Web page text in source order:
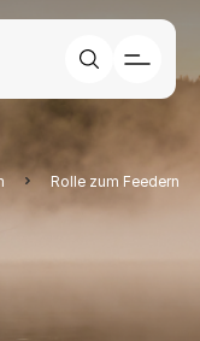
Rolle zum Feedern